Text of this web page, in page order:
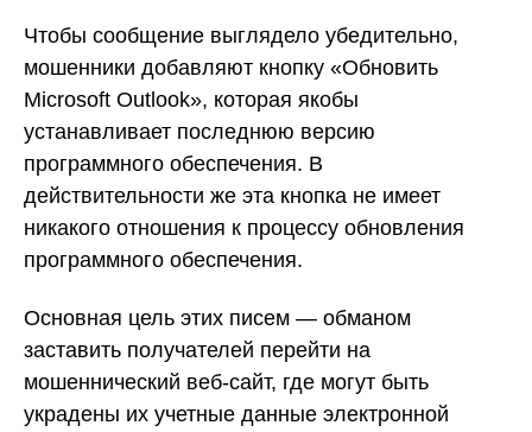
Чтобы сообщение выглядело убедительно,
мошенники добавляют кнопку «Обновить
Microsoft Outlook», которая якобы
устанавливает последнюю версию
программного обеспечения. В
действительности же эта кнопка не имеет
никакого отношения к процессу обновления
программного обеспечения.
Основная цель этих писем — обманом
заставить получателей перейти на
мошеннический веб-сайт, где могут быть
украдены их учетные данные электронной